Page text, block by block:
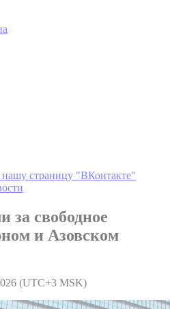
страницу "ВКонтакте"
свободное
и Азовском
(UTC+3 MSK)